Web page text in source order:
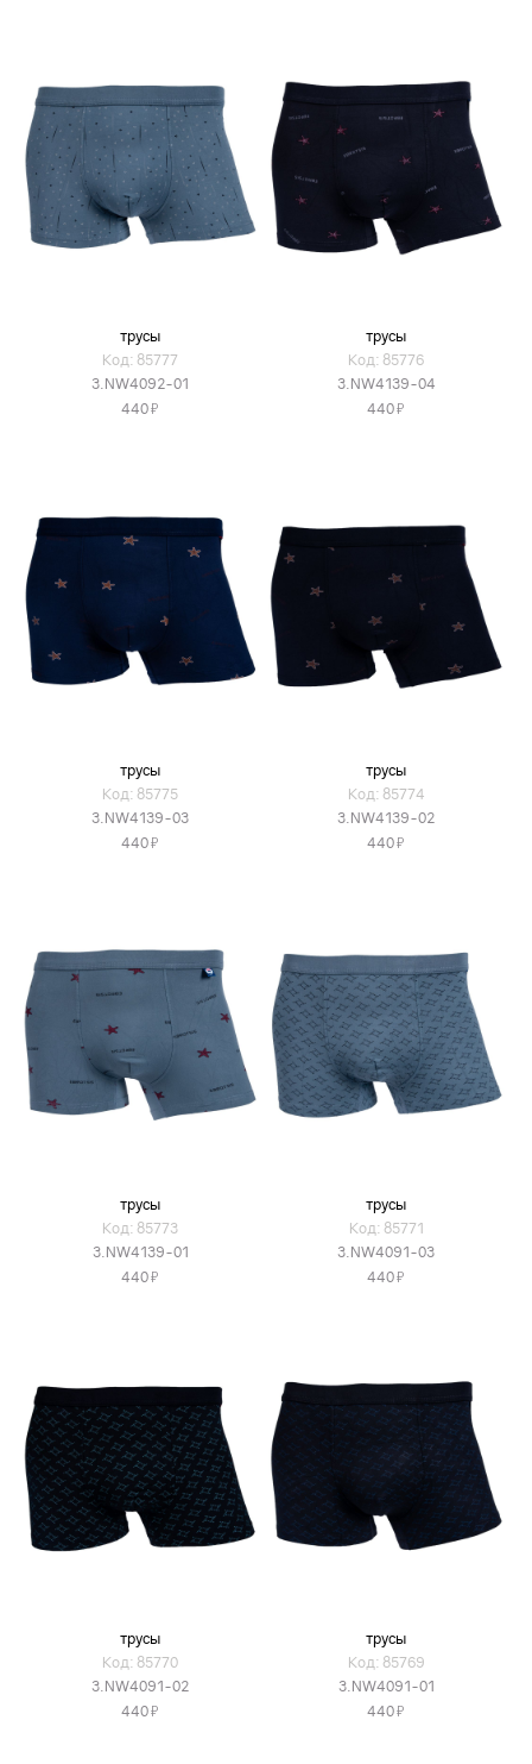
трусы
Код: 85777
3.NW4092-01
440Я
трусы
Код: 85776
3.NW4139-04
440Я
трусы
Код: 85775
3.NW4139-03
440Я
трусы
Код: 85774
3.NW4139-02
440Я
трусы
Код: 85773
3.NW4139-01
440Я
трусы
Код: 85771
3.NW4091-03
440Я
трусы
Код: 85770
3.NW4091-02
440Я
трусы
Код: 85769
3.NW4091-01
440Я